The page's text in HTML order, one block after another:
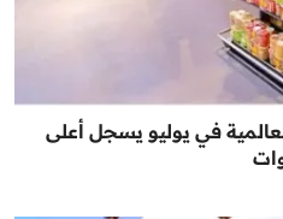
في يوليو يسجل أعلى